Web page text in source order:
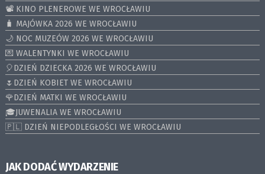
📽️ KINO PLENEROWE WE WROCŁAWIU
🧳 MAJÓWKA 2026 WE WROCŁAWIU
🌙 NOC MUZEÓW 2026 WE WROCŁAWIU
💌 WALENTYNKI WE WROCŁAWIU
🎈DZIEŃ DZIECKA 2026 WE WROCŁAWIU
🌷DZIEŃ KOBIET WE WROCŁAWIU
🌹DZIEŃ MATKI WE WROCŁAWIU
🎓JUWENALIA WE WROCŁAWIU
🇵🇱 DZIEŃ NIEPODLEGŁOŚCI WE WROCŁAWIU
JAK DODAĆ WYDARZENIE